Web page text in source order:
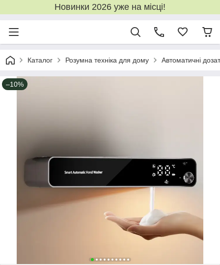
Новинки 2026 уже на місці!
Каталог Розумна техніка для дому Автоматичні
–10%